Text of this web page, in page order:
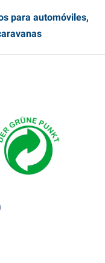
para automóviles,